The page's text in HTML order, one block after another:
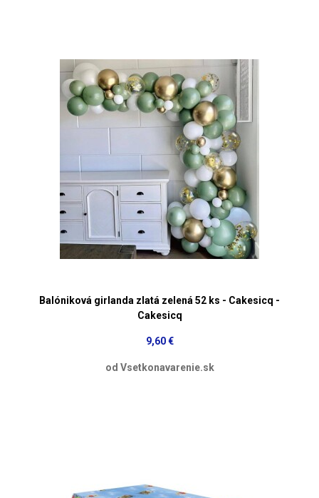
Balóniková girlanda zlatá zelená 52 ks - Cakesicq -
Cakesicq
9,60 €
od Vsetkonavarenie.sk